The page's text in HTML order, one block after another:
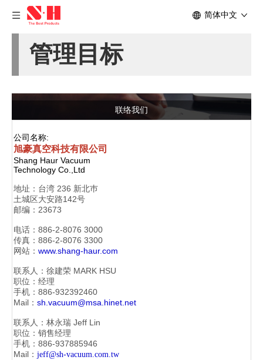
简体中文
管理目标
联络我们
公司名称:
旭豪真空科技有限公司
Shang Haur Vacuum
Technology Co.,Ltd
地址： 台湾 236 新北巿
土城区大安路142号
邮编：23673
电话：886-2-8076 3000
传真：886-2-8076 3300
网站： www.shang-haur.com
联系人：徐建荣 MARK HSU
职位：经理
手机：886-932392460
Mail： sh.vacuum@msa.hinet.net
联系人：林永瑞 Jeff Lin
职位：销售经理
手机：886-937885946
Mail： jeff@sh-vacuum.com.tw